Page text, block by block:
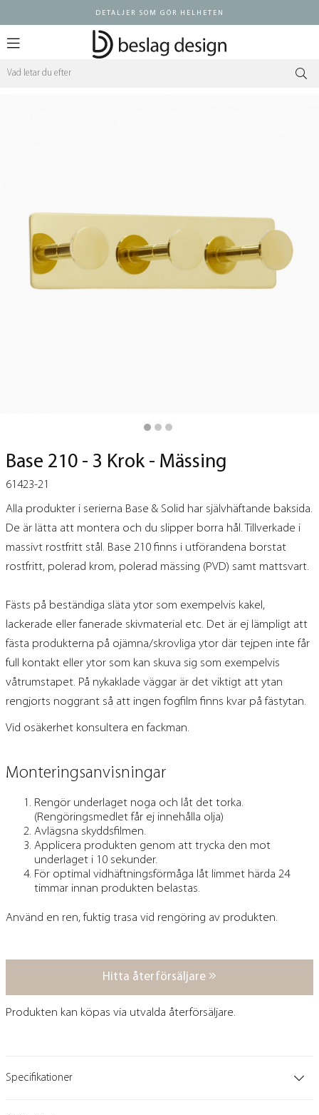
DETALJER SOM GÖR HELHETEN
Base 210 - 3 Krok - Mässing
61423-21
Alla produkter i serierna Base & Solid har självhäftande baksida.
De är lätta att montera och du slipper borra hål. Tillverkade i
massivt rostfritt stål. Base 210 finns i utförandena borstat
rostfritt, polerad krom, polerad mässing (PVD) samt mattsvart.
Fästs på beständiga släta ytor som exempelvis kakel,
lackerade eller fanerade skivmaterial etc. Det är ej lämpligt att
fästa produkterna på ojämna/skrovliga ytor där tejpen inte får
full kontakt eller ytor som kan skuva sig som exempelvis
våtrumstapet. På nykaklade väggar är det viktigt att ytan
rengjorts noggrant så att ingen fogfilm finns kvar på fästytan.
Vid osäkerhet konsultera en fackman.
Monteringsanvisningar
Rengör underlaget noga och låt det torka.
(Rengöringsmedlet får ej innehålla olja)
Avlägsna skyddsfilmen.
Applicera produkten genom att trycka den mot
underlaget i 10 sekunder.
För optimal vidhäftningsförmåga låt limmet härda 24
timmar innan produkten belastas.
Använd en ren, fuktig trasa vid rengöring av produkten.
Hitta återförsäljare
Produkten kan köpas via utvalda återförsäljare.
Specifikationer